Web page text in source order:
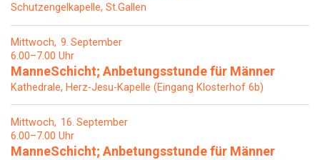
Schutzengelkapelle, St.Gallen
Mittwoch 9 September
6.00–7.00 Uhr
ManneSchicht; Anbetungsstunde für Männer
Kathedrale, Herz-Jesu-Kapelle (Eingang Klosterhof 6b)
Mittwoch 16 September
6.00–7.00 Uhr
ManneSchicht; Anbetungsstunde für Männer